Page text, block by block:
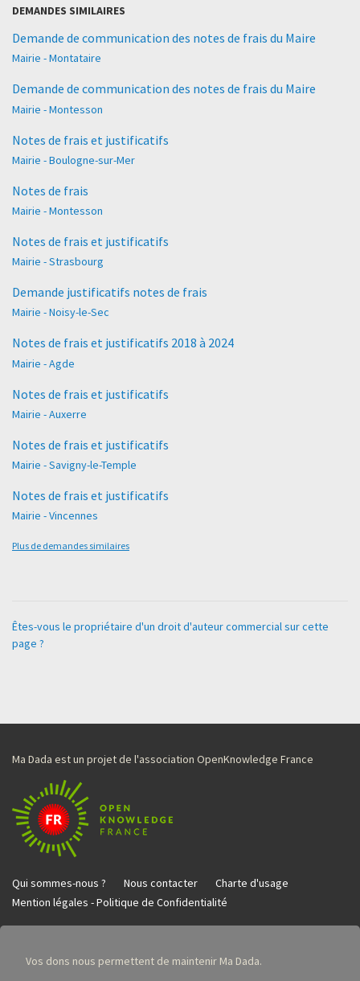
DEMANDES SIMILAIRES
Demande de communication des notes de frais du Maire
Mairie - Montataire
Demande de communication des notes de frais du Maire
Mairie - Montesson
Notes de frais et justificatifs
Mairie - Boulogne-sur-Mer
Notes de frais
Mairie - Montesson
Notes de frais et justificatifs
Mairie - Strasbourg
Demande justificatifs notes de frais
Mairie - Noisy-le-Sec
Notes de frais et justificatifs 2018 à 2024
Mairie - Agde
Notes de frais et justificatifs
Mairie - Auxerre
Notes de frais et justificatifs
Mairie - Savigny-le-Temple
Notes de frais et justificatifs
Mairie - Vincennes
Plus de demandes similaires
Êtes-vous le propriétaire d'un droit d'auteur commercial sur cette
page ?
Ma Dada est un projet de l'association OpenKnowledge France
Qui sommes-nous ? Nous contacter
Charte d'usage
Mention légales - Politique de Confidentialité
Vos dons nous permettent de maintenir Ma Dada.